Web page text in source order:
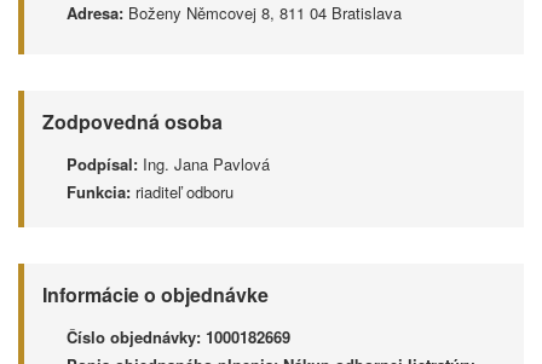
Adresa: Boženy Němcovej 8, 811 04 Bratislava
Zodpovedná osoba
Podpísal: Ing. Jana Pavlová
Funkcia: riaditeľ odboru
Informácie o objednávke
Číslo objednávky: 1000182669